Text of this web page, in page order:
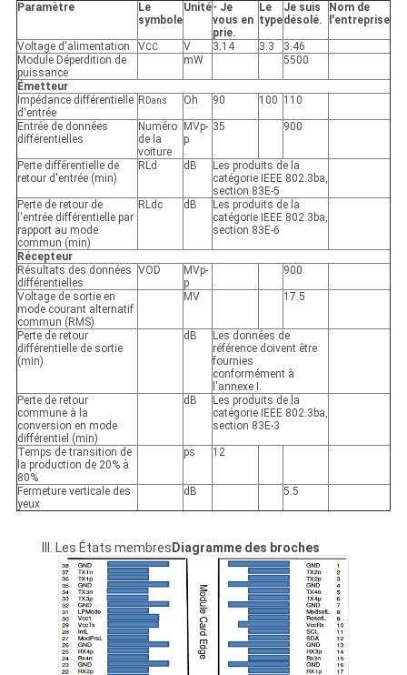
Paramètre
Le
symbole
Unité- Je
vous en
prie.
Le
type
Je suis
désolé.
Nom de
l'entreprise
Voltage d'alimentation VCC V 3.14 3.3
3.46
Module Déperdition de
puissance
mW 5500
Émetteur
Impédance différentielle
d'entrée
R Dans Oh 90 100 110
Entrée de données
différentielles
Numéro
de la
voiture
MVp-
p
35 900
Perte différentielle de
retour d'entrée (min)
RLd dB
Les produits de la
catégorie IEEE 802.3ba,
section 83E-5
Perte de retour de
l'entrée différentielle par
rapport au mode
commun (min)
RLdc dB
Les produits de la
catégorie IEEE 802.3ba,
section 83E-6
Récepteur
Résultats des données
différentielles
VOD
MVp-
p
900
Voltage de sortie en
mode courant alternatif
commun (RMS)
MV 17.5
Perte de retour
différentielle de sortie
(min)
dB
Les données de
référence doivent être
fournies
conformément à
l'annexe I.
Perte de retour
commune à la
conversion en mode
différentiel (min)
dB
Les produits de la
catégorie IEEE 802.3ba,
section 83E-3
Temps de transition de
la production de 20% à
80%
ps 12
Fermeture verticale des
yeux
dB 5.5
III. Les États membres Diagramme des broches